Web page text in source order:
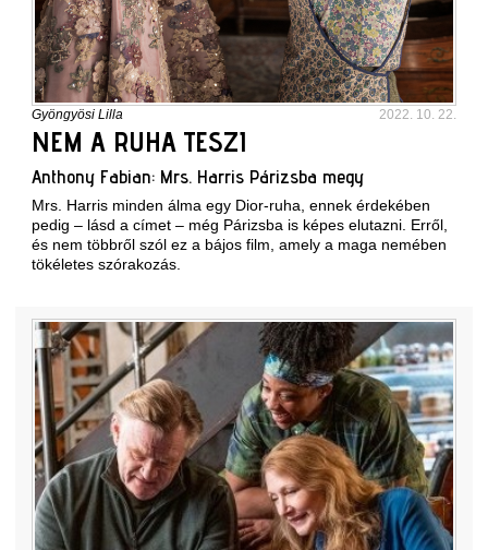
Gyöngyösi Lilla 2022. 10. 22.
NEM A RUHA TESZI
Anthony Fabian: Mrs. Harris Párizsba megy
Mrs. Harris minden álma egy Dior-ruha, ennek érdekében
pedig – lásd a címet – még Párizsba is képes elutazni. Erről,
és nem többről szól ez a bájos film, amely a maga nemében
tökéletes szórakozás.